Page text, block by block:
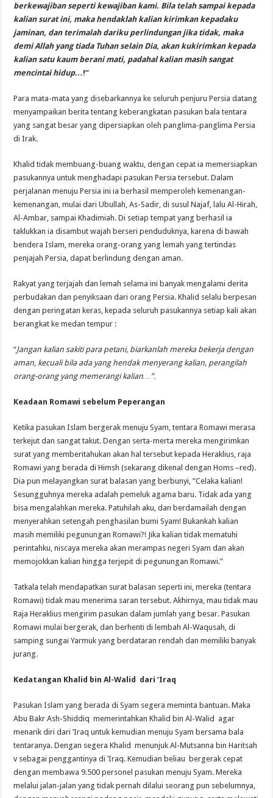
berkewajiban seperti kewajiban kami. Bila telah sampai kepada
kalian surat ini, maka hendaklah kalian kirimkan kepadaku
jaminan, dan terimalah dariku perlindungan jika tidak, maka
demi Allah yang tiada Tuhan selain Dia, akan kukirimkan kepada
kalian satu kaum berani mati, padahal kalian masih sangat
mencintai hidup…!”
Para mata-mata yang disebarkannya ke seluruh penjuru Persia datang
menyampaikan berita tentang keberangkatan pasukan bala tentara
yang sangat besar yang dipersiapkan oleh panglima-panglima Persia
di Irak.
Khalid tidak membuang-buang waktu, dengan cepat ia memersiapkan
pasukannya untuk menghadapi pasukan Persia tersebut. Dalam
perjalanan menuju Persia ini ia berhasil memperoleh kemenangan-
kemenangan, mulai dari Ubullah, As-Sadir, di susul Najaf, lalu Al-Hirah,
Al-Ambar, sampai Khadimiah. Di setiap tempat yang berhasil ia
taklukkan ia disambut wajah berseri penduduknya, karena di bawah
bendera Islam, mereka orang-orang yang lemah yang tertindas
penjajah Persia, dapat berlindung dengan aman.
Rakyat yang terjajah dan lemah selama ini banyak mengalami derita
perbudakan dan penyiksaan dari orang Persia. Khalid selalu berpesan
dengan peringatan keras, kepada seluruh pasukannya setiap kali akan
berangkat ke medan tempur :
“Jangan kalian sakiti para petani, biarkanlah mereka bekerja dengan
aman, kecuali bila ada yang hendak menyerang kalian, perangilah
orang-orang yang memerangi kalian…”.
Keadaan Romawi sebelum Peperangan
Ketika pasukan Islam bergerak menuju Syam, tentara Romawi merasa
terkejut dan sangat takut. Dengan serta-merta mereka mengirimkan
surat yang memberitahukan akan hal tersebut kepada Heraklius, raja
Romawi yang berada di Himsh (sekarang dikenal dengan Homs –red).
Dia pun melayangkan surat balasan yang berbunyi, ”Celaka kalian!
Sesungguhnya mereka adalah pemeluk agama baru. Tidak ada yang
bisa mengalahkan mereka. Patuhilah aku, dan berdamailah dengan
menyerahkan setengah penghasilan bumi Syam! Bukankah kalian
masih memiliki pegunungan Romawi?! Jika kalian tidak mematuhi
perintahku, niscaya mereka akan merampas negeri Syam dan akan
memojokkan kalian hingga terjepit di pegunungan Romawi.”
Tatkala telah mendapatkan surat balasan seperti ini, mereka (tentara
Romawi) tidak mau menerima saran tersebut. Akhirnya, mau tidak mau
Raja Heraklius mengirim pasukan dalam jumlah yang besar. Pasukan
Romawi mulai bergerak, dan berhenti di lembah Al-Waqusah, di
samping sungai Yarmuk yang berdataran rendah dan memiliki banyak
jurang.
Kedatangan Khalid bin Al-Walid dari ‘Iraq
Pasukan Islam yang berada di Syam segera meminta bantuan. Maka
Abu Bakr Ash-Shiddiq memerintahkan Khalid bin Al-Walid agar
menarik diri dari ’Iraq untuk kemudian menuju Syam bersama bala
tentaranya. Dengan segera Khalid menunjuk Al-Mutsanna bin Haritsah
v sebagai penggantinya di ’Iraq. Kemudian beliau bergerak cepat
dengan membawa 9.500 personel pasukan menuju Syam. Mereka
melalui jalan-jalan yang tidak pernah dilalui seorang pun sebelumnya,